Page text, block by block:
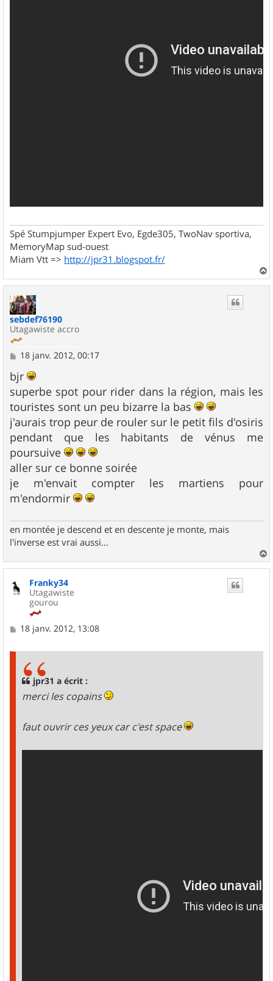
Spé Stumpjumper Expert Evo, Egde305, TwoNav sportiva,
MemoryMap sud-ouest
Miam Vtt => http://jpr31.blogspot.fr/
a
sebdef76190
Utagawiste accro
M
s
s
a
g
e
18 janv. 2012, 00:17
bjr
superbe spot pour rider dans la région, mais les
touristes sont un peu bizarre la bas
j'aurais trop peur de rouler sur le petit fils d'osiris
pendant que les habitants de vénus me
poursuive
aller sur ce bonne soirée
je m'envait compter les martiens pour
m'endormir
en montée je descend et en descente je monte, mais
l'inverse est vrai aussi...
a
Franky34
Utagawiste
gourou
M18 janv. 2012, 13:08
jpr31 a écrit :
merci les copains
faut ouvrir ces yeux car c'est space